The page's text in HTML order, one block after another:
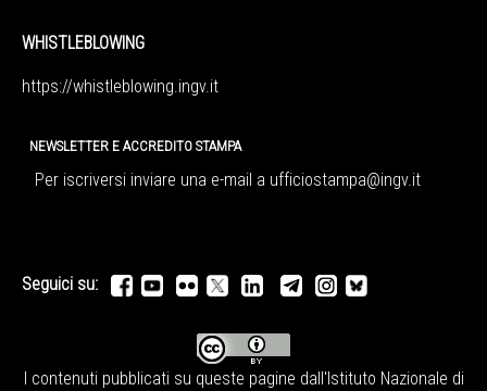
WHISTLEBLOWING
https://whistleblowing.ingv.it
NEWSLETTER E ACCREDITO STAMPA
Per iscriversi inviare una e-mail a ufficiostampa@ingv.it
Seguici su:
I contenuti pubblicati su queste pagine dall' Istituto Nazionale di